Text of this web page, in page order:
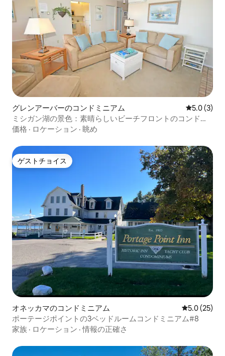
グレンアーバーのコンドミニアム レビュー3
5.0 (3)
ミシガン湖の景色：素晴らしいビーチフロントのコンドミ
ニアム
価格 · ロケーション · 眺め
ゲストチョイス
ゲストチョイス
オネッカマのコンドミニアム レビュー25
5.0 (25)
ポーテージポイントの3ベッドルームコンドミニアム#8
家族 · ロケーション ·情報の正確さ